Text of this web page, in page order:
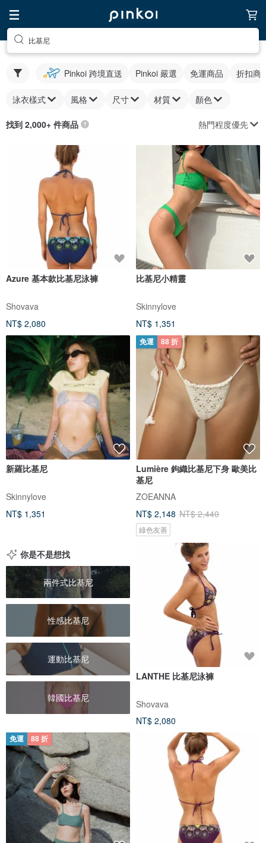
比基尼
Pinkoi 跨境直送 Pinkoi 嚴選 免運商品 折扣商
泳衣樣式 風格 尺寸 材質 顏色
找到 2,000+ 件商品 熱門程度優先
Azure 基本款比基尼泳褲
Shovava
NT$ 2,080
比基尼小精靈
Skinnylove
NT$ 1,351
新羅比基尼
Skinnylove
NT$ 1,351
免運 88 折
Lumière 鉤織比基尼下身 歐美比
基尼
ZOEANNA
NT$ 2,148 NT$ 2,440
綠色友善
你是不是想找
兩件式比基尼
性感比基尼
運動比基尼
韓國比基尼
LANTHE 比基尼泳褲
Shovava
NT$ 2,080
免運 88 折